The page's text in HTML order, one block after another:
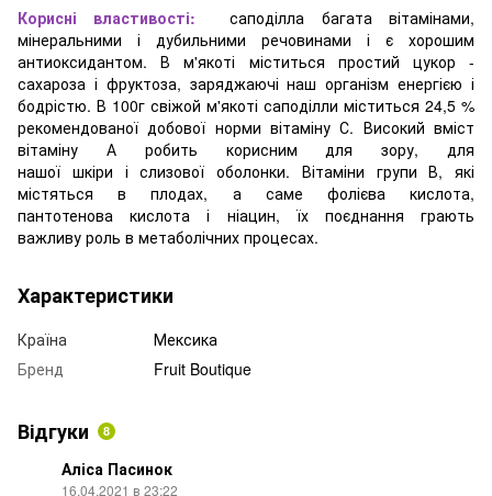
Корисні властивості:
саподілла багата вітамінами,
мінеральними і дубильними речовинами і є хорошим
антиоксидантом. В м'якоті міститься простий цукор -
сахароза і фруктоза, заряджаючі наш організм енергією і
бодрістю. В 100г свіжой м'якоті саподілли міститься 24,5 %
рекомендованої добової норми вітаміну С. Високий вміст
вітаміну А робить корисним для зору, для
нашої шкіри і слизової оболонки. Вітаміни групи В, які
містяться в плодах, а саме фолієва кислота,
пантотенова кислота і ніацин, їх поєднання грають
важливу роль в метаболічних процесах.
Характеристики
Країна
Мексика
Бренд
Fruit Boutique
Відгуки 8
Аліса Пасинок
16.04.2021 в 23:22